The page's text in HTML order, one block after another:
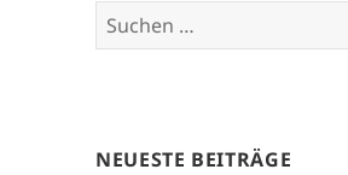
Suche
nach:
NEUESTE BEITRÄGE